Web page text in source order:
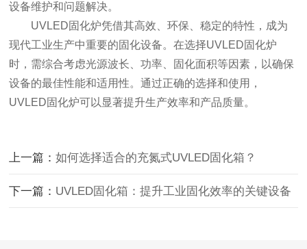
设备维护和问题解决。
UVLED固化炉凭借其高效、环保、稳定的特性，成为
现代工业生产中重要的固化设备。在选择UVLED固化炉
时，需综合考虑光源波长、功率、固化面积等因素，以确保
设备的最佳性能和适用性。通过正确的选择和使用，
UVLED固化炉可以显著提升生产效率和产品质量。
上一篇：如何选择适合的充氮式UVLED固化箱？
下一篇： UVLED固化箱：提升工业固化效率的关键设备